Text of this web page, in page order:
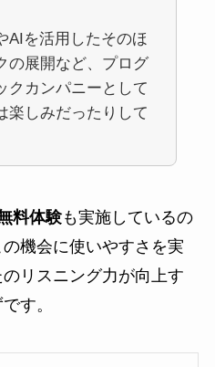
AIを活用したそのほ
の展開など、プログ
クカンパニーとして
楽しみだったりして
料体験も実施しているの
機会に使いやすさを実
リスニング力が向上す
す。